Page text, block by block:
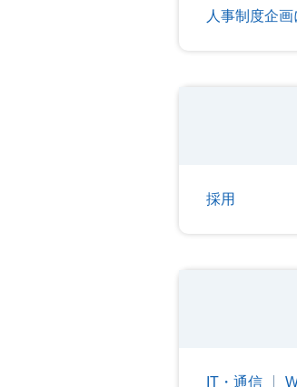
人事制度企
採用
IT・通信